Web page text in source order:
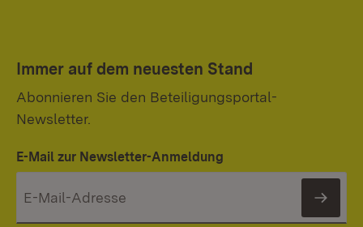
Immer auf dem neuesten Stand
Abonnieren Sie den Beteiligungsportal-
Newsletter.
E-Mail zur Newsletter-Anmeldung